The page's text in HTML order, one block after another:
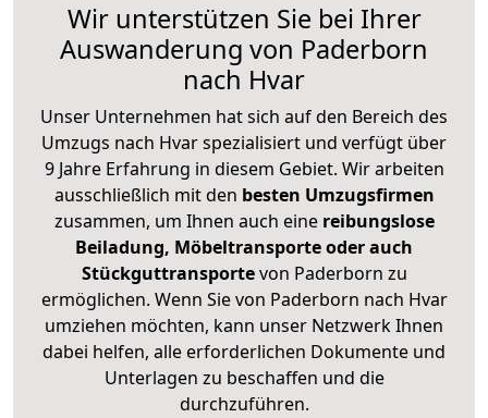
Wir unterstützen Sie bei Ihrer
Auswanderung von Paderborn
nach Hvar
Unser Unternehmen hat sich auf den Bereich des
Umzugs nach Hvar spezialisiert und verfügt über
9 Jahre Erfahrung in diesem Gebiet. Wir arbeiten
ausschließlich mit den besten Umzugsfirmen
zusammen, um Ihnen auch eine reibungslose
Beiladung, Möbeltransporte oder auch
Stückguttransportevon Paderborn zu
ermöglichen. Wenn Sie von Paderborn nach Hvar
umziehen möchten, kann unser Netzwerk Ihnen
dabei helfen, alle erforderlichen Dokumente und
Unterlagen zu beschaffen und die
durchzuführen.